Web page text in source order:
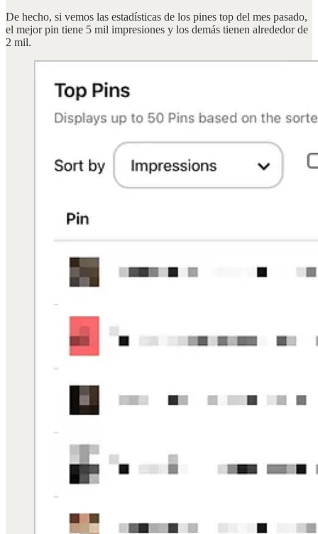
De hecho, si vemos las estadísticas de los pines top del mes pasado,
el mejor pin tiene 5 mil impresiones y los demás tienen alrededor de
2 mil.